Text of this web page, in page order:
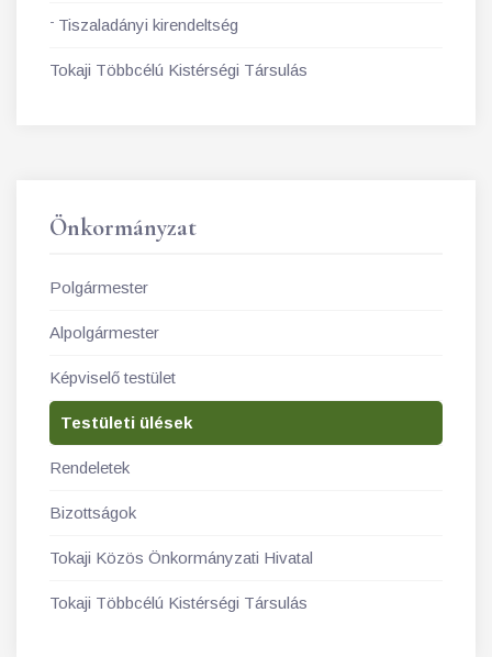
Tiszaladányi kirendeltség
Tokaji Többcélú Kistérségi Társulás
Önkormányzat
Polgármester
Alpolgármester
Képviselő testület
Testületi ülések
Rendeletek
Bizottságok
Tokaji Közös Önkormányzati Hivatal
Tokaji Többcélú Kistérségi Társulás